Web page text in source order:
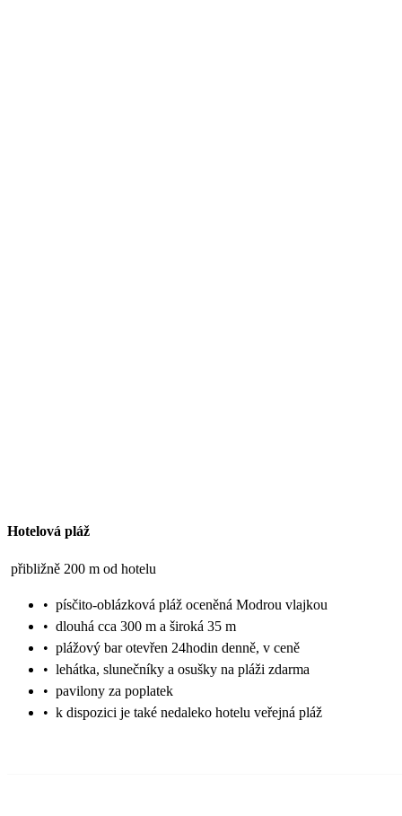
Hotelová pláž
přibližně 200 m od hotelu
• písčito-oblázková pláž oceněná Modrou vlajkou
• dlouhá cca 300 m a široká 35 m
• plážový bar otevřen 24hodin denně, v ceně
• lehátka, slunečníky a osušky na pláži zdarma
• pavilony za poplatek
• k dispozici je také nedaleko hotelu veřejná pláž